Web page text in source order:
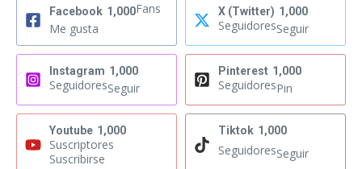
Facebook 1,000Fans
Me gusta
X (Twitter) 1,000
SeguidoresSeguir
Instagram 1,000
SeguidoresSeguir
Pinterest 1,000
SeguidoresPin
Youtube 1,000
Suscriptores
Suscribirse
Tiktok 1,000
SeguidoresSeguir